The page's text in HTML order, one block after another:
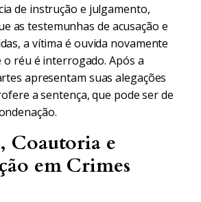
de instrução e julgamento,
as testemunhas de acusação e
a vítima é ouvida novamente
o réu é interrogado. Após a
apresentam suas alegações
a sentença, que pode ser de
Coautoria e
em Crimes